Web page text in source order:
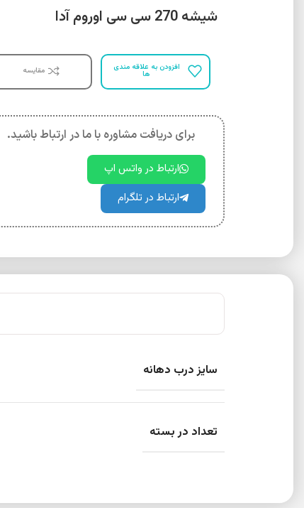
شیشه 270 سی سی اوروم آدا
افزودن به علاقه مندی
ها مقایسه
برای دریافت مشاوره با ما در ارتباط باشید.
ارتباط در واتس اپ
ارتباط در تلگرام
سایز درب دهانه
تعداد در بسته